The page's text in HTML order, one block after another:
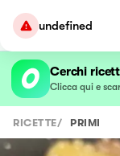
undefined
Cerchi
Clicca qui e
RICETTE/ PRIMI